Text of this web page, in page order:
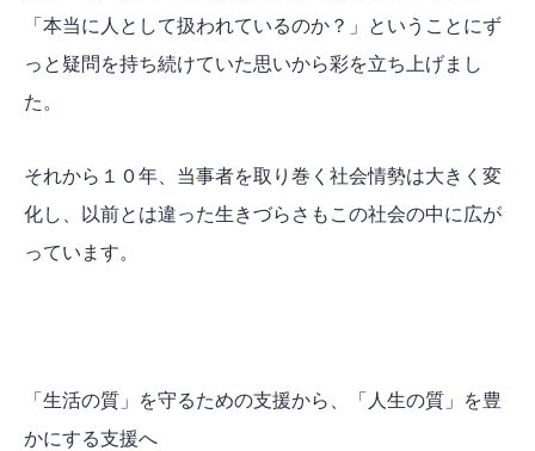
「本当に人として扱われているのか？」ということにず
っと疑問を持ち続けていた思いから彩を立ち上げまし
た。
それから１０年、当事者を取り巻く社会情勢は大きく変
化し、以前とは違った生きづらさもこの社会の中に広が
っています。
「生活の質」を守るための支援から、「人生の質」を豊
かにする支援へ